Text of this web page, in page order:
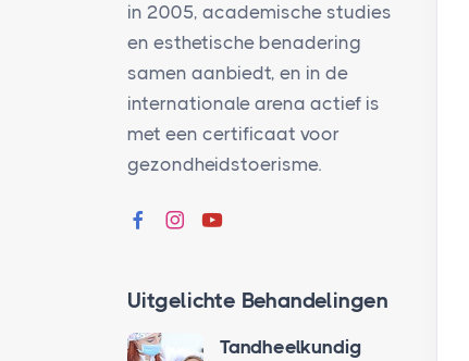
in 2005, academische studies
en esthetische benadering
samen aanbiedt, en in de
internationale arena actief is
met een certificaat voor
gezondheidstoerisme.
Uitgelichte Behandelingen
Tandheelkundig